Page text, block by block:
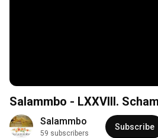
Salammbo - LXXVIII.
Salammbo
59 subscribers
Subscribe